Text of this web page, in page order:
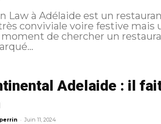
Law à Adélaide est un
conviviale voire festive mais une cuisine
Adelaide : il
- Juin 11, 2024